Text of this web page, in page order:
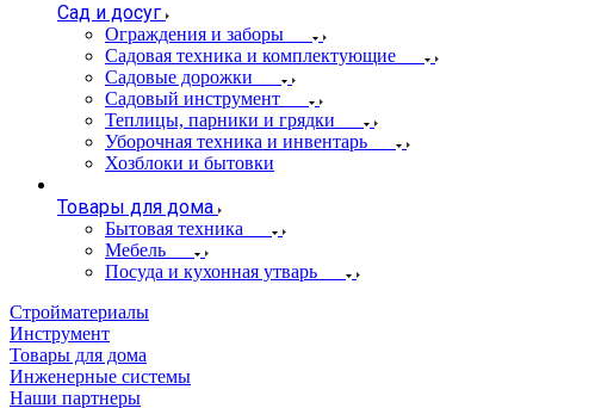
Сад и досуг
Ограждения и заборы
Садовая техника и комплектующие
Садовые дорожки
Садовый инструмент
Теплицы, парники и грядки
Уборочная техника и инвентарь
Хозблоки и бытовки
Товары для дома
Бытовая техника
Мебель
Посуда и кухонная утварь
Стройматериалы
Инструмент
Товары для дома
Инженерные системы
Наши партнеры